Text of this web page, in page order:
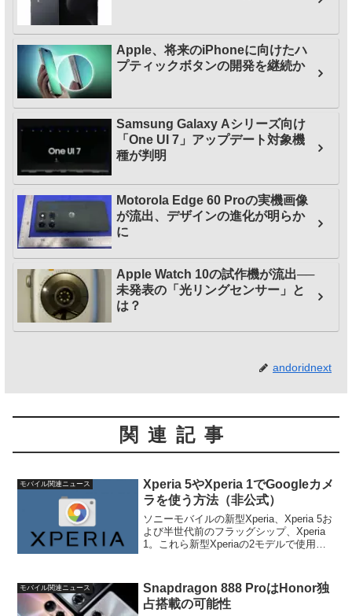
Apple、将来のiPhoneに向けたハ
プティックボタンの開発を継続か
Samsung Galaxy Aシリーズ向け
「One UI 7」アップデート対象機
種が判明
Motorola Edge 60 Proの実機画像
が流出、デザインの進化が明らか
に
Apple Watch 10の試作機が流出──
未発表の「光リングセンサー」と
は？
andoridnext
関連記事
モバイル関連ニュース
Xperia 5やXperia 1でGoogleカメ
ラを使う方法（非公式）
ソニーモバイルの新型Xperia、Xperia 5お
よび半世代前のフラッグシップ、Xperia
1。これら新型Xperiaの2モデルで使用可
やXperi...
モバイル関連ニュース
Snapdragon 888 ProはHonor独
占搭載の可能性